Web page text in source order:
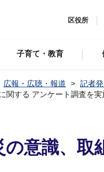
区役所
子育て・教育
広報・広聴・報道 記者
関する アンケート調査を実
意識、